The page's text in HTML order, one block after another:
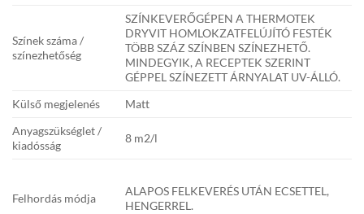
Színek száma /
színezhetőség
SZÍNKEVERŐGÉPEN A THERMOTEK
DRYVIT HOMLOKZATFELÚJÍTÓ FESTÉK
TÖBB SZÁZ SZÍNBEN SZÍNEZHETŐ.
MINDEGYIK, A RECEPTEK SZERINT
GÉPPEL SZÍNEZETT ÁRNYALAT UV-ÁLLÓ.
Külső megjelenés
Matt
Anyagszükséglet /
kiadósság
8 m2/l
Felhordás módja
ALAPOS FELKEVERÉS UTÁN ECSETTEL,
HENGERREL.